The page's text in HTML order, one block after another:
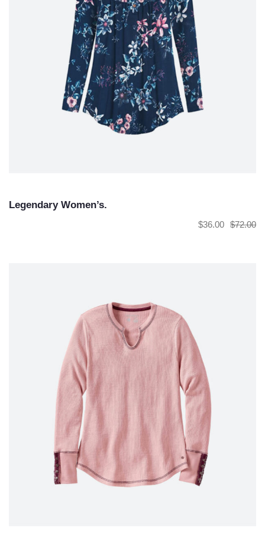
Legendary Women’s.
$72.00
$36.00